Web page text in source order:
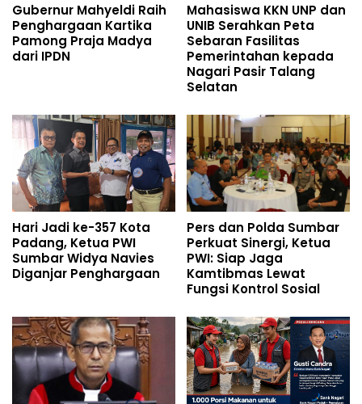
Gubernur Mahyeldi Raih
Penghargaan Kartika
Pamong Praja Madya
dari IPDN
Mahasiswa KKN UNP dan
UNIB Serahkan Peta
Sebaran Fasilitas
Pemerintahan kepada
Nagari Pasir Talang
Selatan
Hari Jadi ke-357 Kota
Padang, Ketua PWI
Sumbar Widya Navies
Diganjar Penghargaan
Pers dan Polda Sumbar
Perkuat Sinergi, Ketua
PWI: Siap Jaga
Kamtibmas Lewat
Fungsi Kontrol Sosial